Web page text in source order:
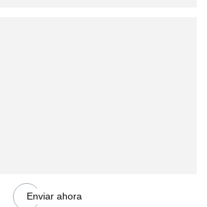
Enviar ahora